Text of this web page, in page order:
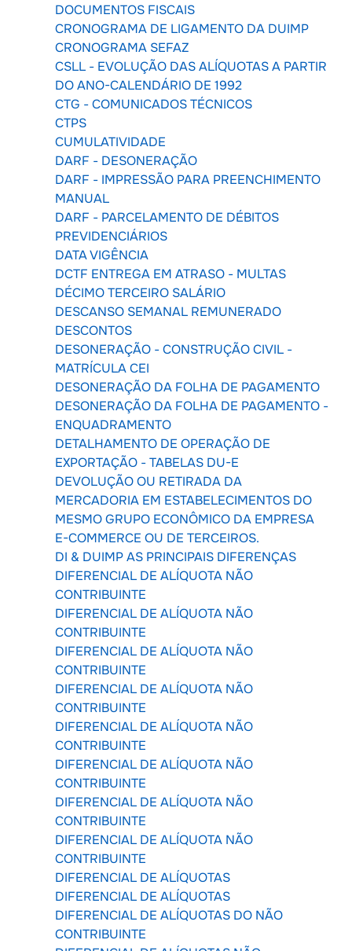
DOCUMENTOS FISCAIS
CRONOGRAMA DE LIGAMENTO DA DUIMP
CRONOGRAMA SEFAZ
CSLL - EVOLUÇÃO DAS ALÍQUOTAS A PARTIR
DO ANO-CALENDÁRIO DE 1992
CTG - COMUNICADOS TÉCNICOS
CTPS
CUMULATIVIDADE
DARF - DESONERAÇÃO
DARF - IMPRESSÃO PARA PREENCHIMENTO
MANUAL
DARF - PARCELAMENTO DE DÉBITOS
PREVIDENCIÁRIOS
DATA VIGÊNCIA
DCTF ENTREGA EM ATRASO - MULTAS
DÉCIMO TERCEIRO SALÁRIO
DESCANSO SEMANAL REMUNERADO
DESCONTOS
DESONERAÇÃO - CONSTRUÇÃO CIVIL -
MATRÍCULA CEI
DESONERAÇÃO DA FOLHA DE PAGAMENTO
DESONERAÇÃO DA FOLHA DE PAGAMENTO -
ENQUADRAMENTO
DETALHAMENTO DE OPERAÇÃO DE
EXPORTAÇÃO - TABELAS DU-E
DEVOLUÇÃO OU RETIRADA DA
MERCADORIA EM ESTABELECIMENTOS DO
MESMO GRUPO ECONÔMICO DA EMPRESA
E-COMMERCE OU DE TERCEIROS.
DI & DUIMP AS PRINCIPAIS DIFERENÇAS
DIFERENCIAL DE ALÍQUOTA NÃO
CONTRIBUINTE
DIFERENCIAL DE ALÍQUOTA NÃO
CONTRIBUINTE
DIFERENCIAL DE ALÍQUOTA NÃO
CONTRIBUINTE
DIFERENCIAL DE ALÍQUOTA NÃO
CONTRIBUINTE
DIFERENCIAL DE ALÍQUOTA NÃO
CONTRIBUINTE
DIFERENCIAL DE ALÍQUOTA NÃO
CONTRIBUINTE
DIFERENCIAL DE ALÍQUOTA NÃO
CONTRIBUINTE
DIFERENCIAL DE ALÍQUOTA NÃO
CONTRIBUINTE
DIFERENCIAL DE ALÍQUOTAS
DIFERENCIAL DE ALÍQUOTAS
DIFERENCIAL DE ALÍQUOTAS DO NÃO
CONTRIBUINTE